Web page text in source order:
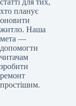
статті для тих,
хто планує
оновити
житло. Наша
мета —
допомогти
читачам
зробити
ремонт
простішим.